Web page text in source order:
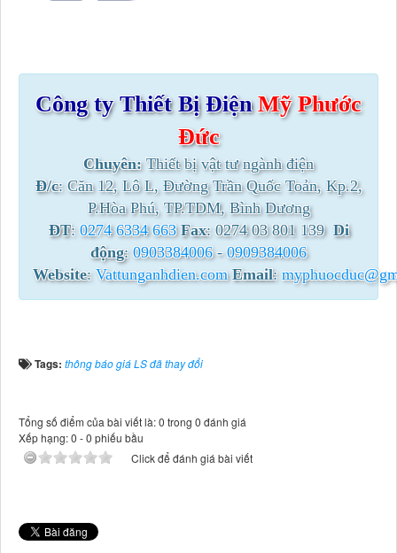
Công ty Thiết Bị ĐiệnMỹ Phước
Đức
Chuyên:Thiết bị vật tư ngành điện
Đ/c: Căn 12, Lô L, Đường Trần Quốc Toản, Kp.2,
P.Hòa Phú, TP.TDM, Bình Dương
ĐT: 0274 6334 663 Fax: 0274 03 801 139 Di
động: 0903384006-0909384006
Website: Vattunganhdien.com Email:
Tags: thông báo giá LS đã thay đổi
Tổng số điểm của bài viết là: 0 trong 0 đánh giá
Xếp hạng:0 -0 phiếu bầu
Click để đánh giá bài viết